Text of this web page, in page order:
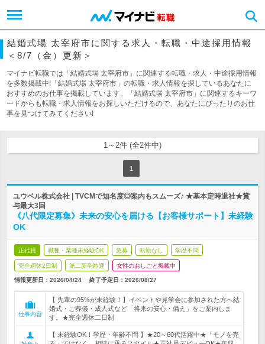
結婚式場 太宰府市に関する求人・転職・中途採用情報
＜8/7（金）更新＞
マイナビ転職では「結婚式場 太宰府市」に関連する転職・求人・中途採用情報
を多数掲載中!「結婚式場 太宰府市」の転職・求人情報を探しているあなたに
おすすめのお仕事を掲載しています。「結婚式場 太宰府市」に関連するキーワ
ードからも転職・求人情報をお探しいただけるので、あなたにぴったりのお仕
事を見つけてみてください!
1～2件 (全2件中)
1
ユウベル株式会社 | TVCMで知名度◎案内もスムーズ♪ ★基本定時退社★賞
与最大3回
《八代限定募集》未来の安心を届ける【お客様サポート】未経験
OK
正社員 職種・業種未経験OK 急募 転勤なし 学歴不問
完全週休2日制 第二新卒歓迎 女性のおしごと掲載中
情報更新日：2026/04/24 終了予定日： 2026/08/27
仕事内容
【 先輩の95%が未経験！】イベントや見学会に参加された方へ結
婚式・ご葬儀・成人式など「将来の安心・備え」をご案内しま
す。★完全週休二日制
【 未経験OK！学歴・年齢不問 】★20～60代活躍中★「モノを売